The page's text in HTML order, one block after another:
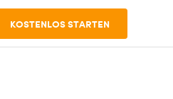
KOSTENLOS STARTEN